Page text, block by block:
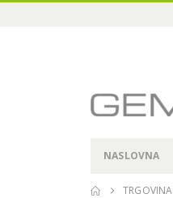
NASLOVNA
TRGOVINA